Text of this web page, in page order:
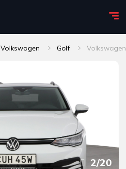
Volkswagen Golf Volkswagen
2/20